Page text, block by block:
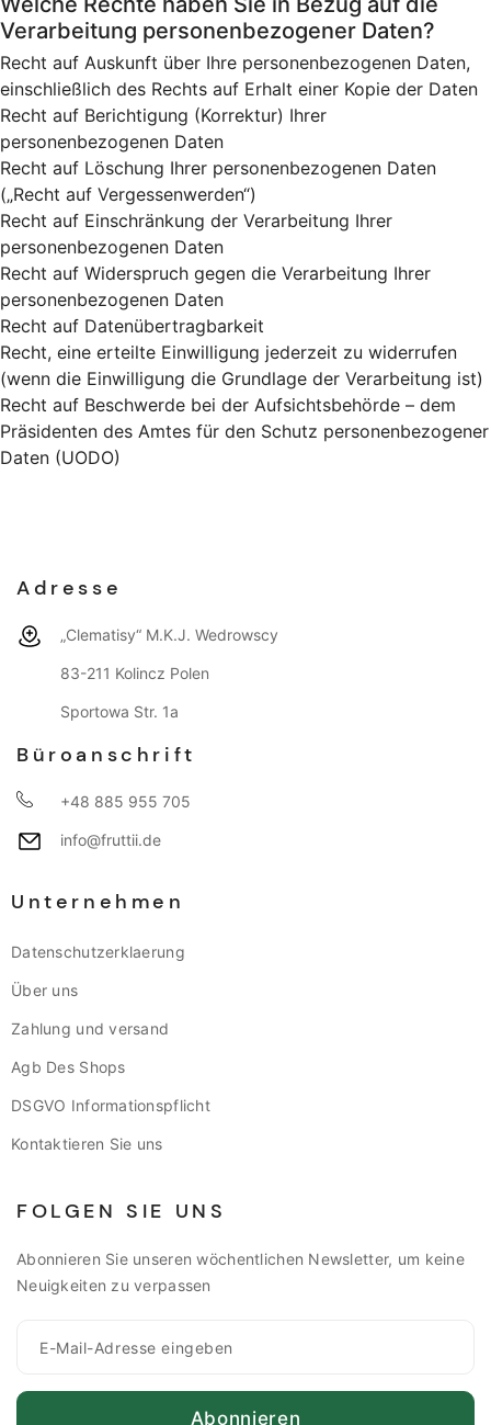
Verarbeitung personenbezogener Daten?
Recht auf Auskunft über Ihre personenbezogenen Daten,
einschließlich des Rechts auf Erhalt einer Kopie der Daten
Recht auf Berichtigung (Korrektur) Ihrer
personenbezogenen Daten
Recht auf Löschung Ihrer personenbezogenen Daten
(„Recht auf Vergessenwerden“)
Recht auf Einschränkung der Verarbeitung Ihrer
personenbezogenen Daten
Recht auf Widerspruch gegen die Verarbeitung Ihrer
personenbezogenen Daten
Recht auf Datenübertragbarkeit
Recht, eine erteilte Einwilligung jederzeit zu widerrufen
(wenn die Einwilligung die Grundlage der Verarbeitung ist)
Recht auf Beschwerde bei der Aufsichtsbehörde – dem
Präsidenten des Amtes für den Schutz personenbezogener
Daten (UODO)
Adresse
„Clematisy“ M.K.J. Wedrowscy
83-211 Kolincz Polen
Sportowa Str. 1a
Büroanschrift
+48 885 955 705
info@fruttii.de
Unternehmen
Datenschutzerklaerung
Über uns
Zahlung und versand
Agb Des Shops
DSGVO Informationspflicht
Kontaktieren Sie uns
FOLGEN SIE UNS
Abonnieren Sie unseren wöchentlichen Newsletter, um keine
Neuigkeiten zu verpassen
Abonnieren